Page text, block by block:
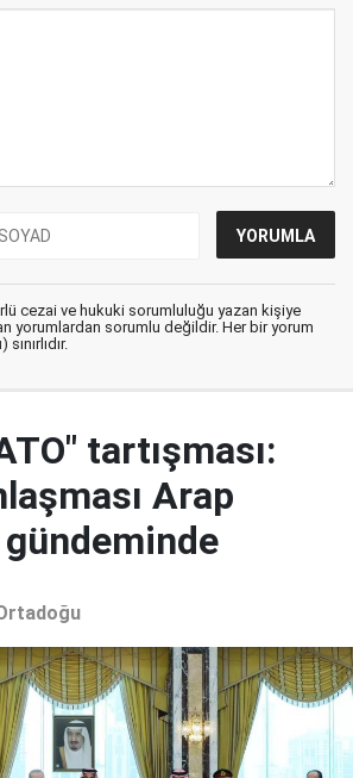
cezai ve hukuki sorumluluğu yazan kişiye
yorumlardan sorumlu değildir. Her bir yorum
tartışması:
Arap
gündeminde